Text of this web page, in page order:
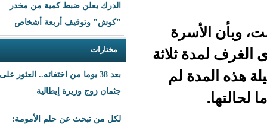
الدرك يعلن ضبط كمية من مخدر
"كوش" وتوقيف أربعة أشخاص
مختارات
بعد 38 يوما من اختفائه.. العثور على
جثمان زوج وزيرة إيطالية
لكل من تبحث عن حلم الأمومة:
ثلاثة
لم